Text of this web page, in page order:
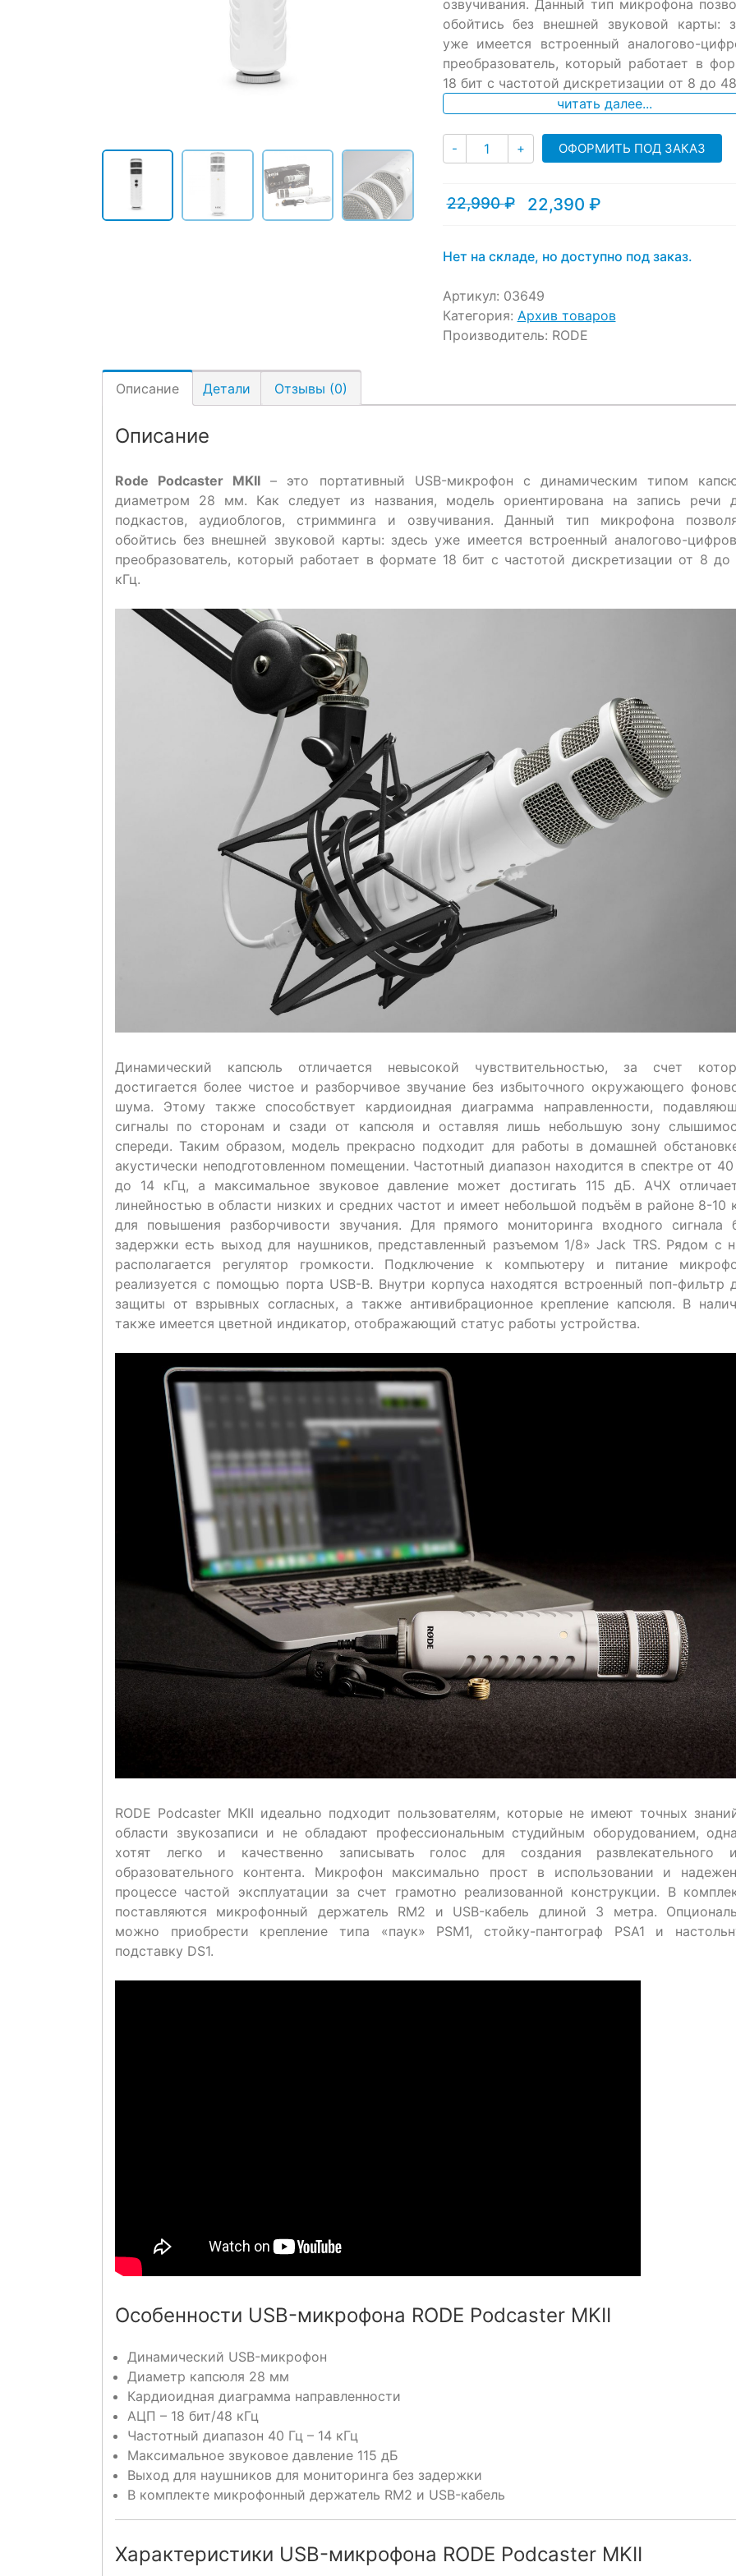
озвучивания. Данный тип микрофона
обойтись без внешней звуковой карты:
уже имеется встроенный аналогово-
преобразователь, который работает в
18 бит с частотой дискретизации от 8 до
читать далее...
- Количество
+ ОФОРМИТЬ ПОД ЗАКАЗ
22,990₽
Первоначальная
22,990 ₽.
22,390 ₽
Текущая
Нет на складе, но доступно под заказ.
Артикул: 03649
Категория: Архив товаров
Производитель: RODE
Описание Детали Отзывы (0)
Описание
Rode Podcaster MKII – это портативный USB-микрофон с динамическим типом
диаметром 28 мм. Как следует из названия, модель ориентирована на запись речи
подкастов, аудиоблогов, стримминга и озвучивания. Данный тип микрофона
обойтись без внешней звуковой карты: здесь уже имеется встроенный аналогово-
преобразователь, который работает в формате 18 бит с частотой дискретизации от 8 до
кГц.
Динамический капсюль отличается невысокой чувствительностью, за счет
достигается более чистое и разборчивое звучание без избыточного окружающего
шума. Этому также способствует кардиоидная диаграмма направленности,
сигналы по сторонам и сзади от капсюля и оставляя лишь небольшую зону
спереди. Таким образом, модель прекрасно подходит для работы в домашней
акустически неподготовленном помещении. Частотный диапазон находится в спектре от 40
до 14 кГц, а максимальное звуковое давление может достигать 115 дБ. АЧХ
линейностью в области низких и средних частот и имеет небольшой подъём в районе 8-10
для повышения разборчивости звучания. Для прямого мониторинга входного сигнала
задержки есть выход для наушников, представленный разъемом 1/8» Jack TRS. Рядом с
располагается регулятор громкости. Подключение к компьютеру и питание
реализуется с помощью порта USB-B. Внутри корпуса находятся встроенный поп-фильтр
защиты от взрывных согласных, а также антивибрационное крепление капсюля. В
также имеется цветной индикатор, отображающий статус работы устройства.
RODE Podcaster MKII идеально подходит пользователям, которые не имеют точных
области звукозаписи и не обладают профессиональным студийным оборудованием,
хотят легко и качественно записывать голос для создания развлекательного
образовательного контента. Микрофон максимально прост в использовании и
процессе частой эксплуатации за счет грамотно реализованной конструкции. В
поставляются микрофонный держатель RM2 и USB-кабель длиной 3 метра.
можно приобрести крепление типа «паук» PSM1, стойку-пантограф PSA1 и
подставку DS1.
Особенности USB-микрофона RODE Podcaster MKII
Динамический USB-микрофон
Диаметр капсюля 28 мм
Кардиоидная диаграмма направленности
АЦП – 18 бит/48 кГц
Частотный диапазон 40 Гц – 14 кГц
Максимальное звуковое давление 115 дБ
Выход для наушников для мониторинга без задержки
В комплекте микрофонный держатель RM2 и USB-кабель
Характеристики USB-микрофона RODE Podcaster MKII